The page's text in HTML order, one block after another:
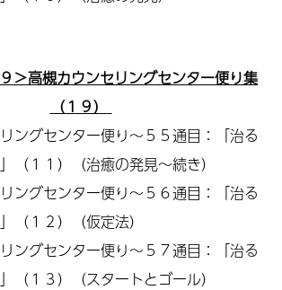
＞高槻カウンセリングセンター便り集
（１９）
ングセンター便り～５５通目：「治る
（１１）（治癒の発見～続き）
ングセンター便り～５６通目：「治る
（１２）
（仮定法）
ングセンター便り～５７通目：「治る
（１３）（スタートとゴール）